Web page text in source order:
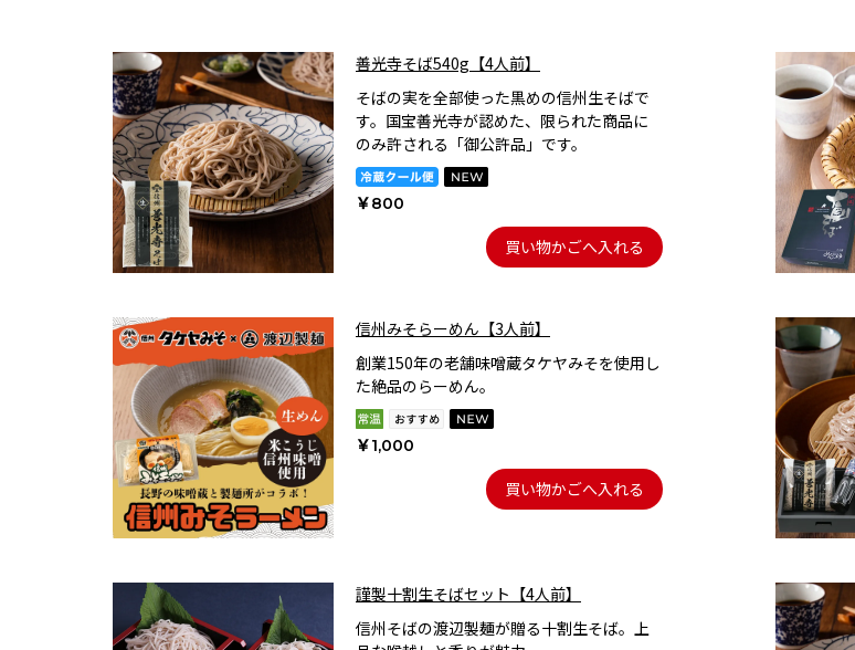
善光寺そば540g【4人前】
そばの実を全部使った黒めの信州生そばで
す。国宝善光寺が認めた、限られた商品に
のみ許される「御公許品」です。
￥800
買い物かごへ入れる
信州みそらーめん【3人前】
創業150年の老舗味噌蔵タケヤみそを使用し
た絶品のらーめん。
￥1,000
買い物かごへ入れる
謹製十割生そばセット【4人前】
信州そばの渡辺製麺が贈る十割生そば。上